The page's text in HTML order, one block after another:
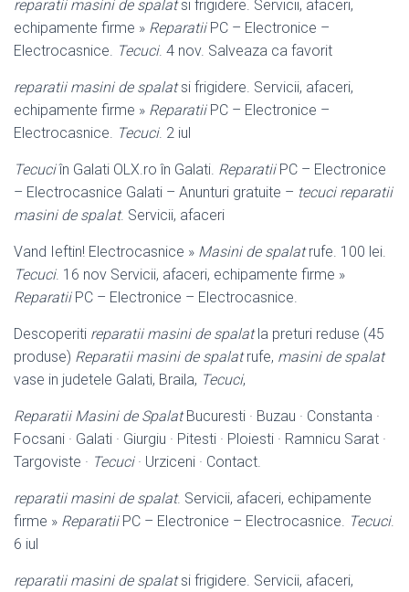
reparatii masini de spalatsi frigidere. Servicii, afaceri,
echipamente firme » ReparatiiPC – Electronice –
Electrocasnice. Tecuci. 4 nov. Salveaza ca favorit
reparatii masini de spalatsi frigidere. Servicii, afaceri,
echipamente firme » ReparatiiPC – Electronice –
Electrocasnice. Tecuci. 2 iul
Tecuciîn Galati OLX.ro în Galati. ReparatiiPC – Electronice
– Electrocasnice Galati – Anunturi gratuite – tecuci reparatii
masini de spalat. Servicii, afaceri
Vand Ieftin! Electrocasnice » Masini de spalatrufe. 100 lei.
Tecuci. 16 nov Servicii, afaceri, echipamente firme »
ReparatiiPC – Electronice – Electrocasnice.
Descoperiti reparatii masini de spalatla preturi reduse (45
produse) Reparatii masini de spalatrufe, masini de spalat
vase in judetele Galati, Braila, Tecuci,
Reparatii Masini de SpalatBucuresti · Buzau · Constanta ·
Focsani · Galati · Giurgiu · Pitesti · Ploiesti · Ramnicu Sarat ·
Targoviste · Tecuci· Urziceni · Contact.
reparatii masini de spalat. Servicii, afaceri, echipamente
firme » ReparatiiPC – Electronice – Electrocasnice. Tecuci.
6 iul
reparatii masini de spalatsi frigidere. Servicii, afaceri,